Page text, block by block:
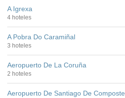
A Igrexa
4 hoteles
A Pobra Do Caramiñal
3 hoteles
Aeropuerto De La Coruña
2 hoteles
Aeropuerto De Santiago De